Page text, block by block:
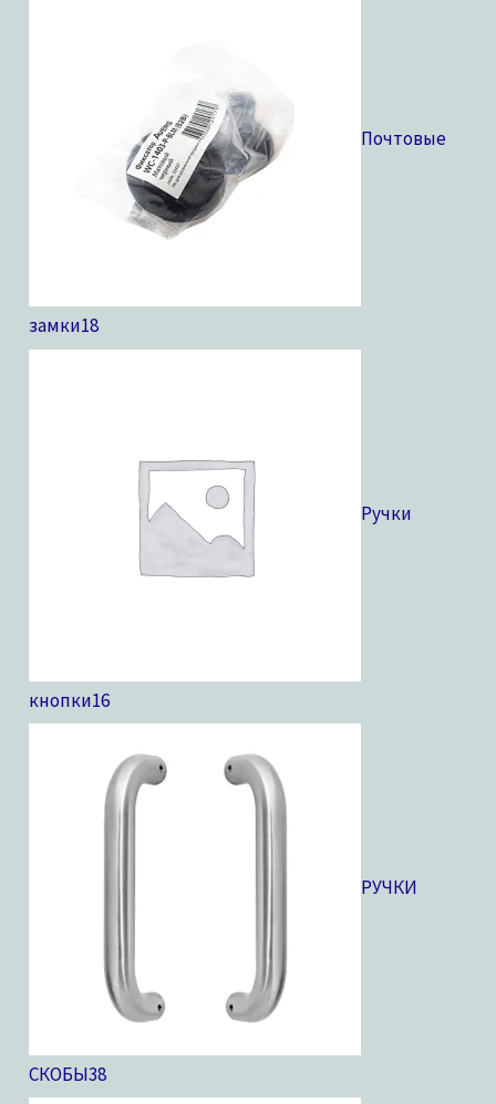
Почтовые
замки18
Ручки
кнопки16
РУЧКИ
СКОБЫ38